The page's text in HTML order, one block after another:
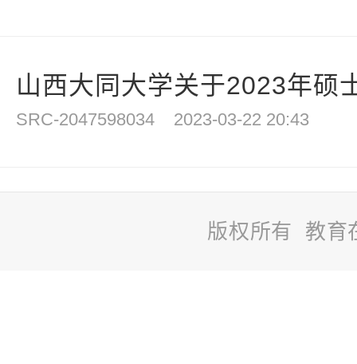
山西大同大学关于2023年硕
SRC-2047598034 2023-03-22 20:43
版权所有 教育